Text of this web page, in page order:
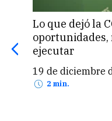
Lo que dejó la
oportunidades,
ejecutar
19 de diciembre
2 min.